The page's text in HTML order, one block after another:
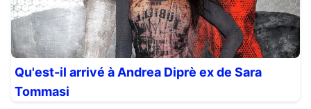
Qu'est-il arrivé à Andrea Diprè ex de Sara
Tommasi